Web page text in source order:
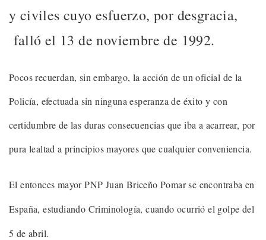
y civiles cuyo esfuerzo, por desgracia,
falló el 13 de noviembre de 1992.
Pocos recuerdan, sin embargo, la acción de un oficial de la
Policía, efectuada sin ninguna esperanza de éxito y con
certidumbre de las duras consecuencias que iba a acarrear, por
pura lealtad a principios mayores que cualquier conveniencia.
El entonces mayor PNP Juan Briceño Pomar se encontraba en
España, estudiando Criminología, cuando ocurrió el golpe del
5 de abril.